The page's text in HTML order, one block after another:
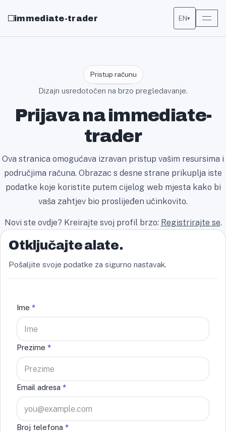
immediate-trader EN▾
Pristup računu
Dizajn usredotočen na brzo pregledavanje.
Prijava na immediate-
trader
Ova stranica omogućava izravan pristup vašim resursima i
područjima računa. Obrazac s desne strane prikuplja iste
podatke koje koristite putem cijelog web mjesta kako bi
vaša zahtjev bio proslijeđen učinkovito.
Novi ste ovdje? Kreirajte svoj profil brzo: Registrirajte se.
Otključajte alate.
Pošaljite svoje podatke za sigurno nastavak.
Ime *
Prezime *
Email adresa *
Broj telefona *